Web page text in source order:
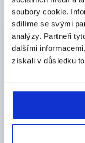
soubory cookie.
sdílíme se svými
analýzy. Partneři
dalšími
získali v důsledku
DETAILY O
CAD
STAŽENÍ